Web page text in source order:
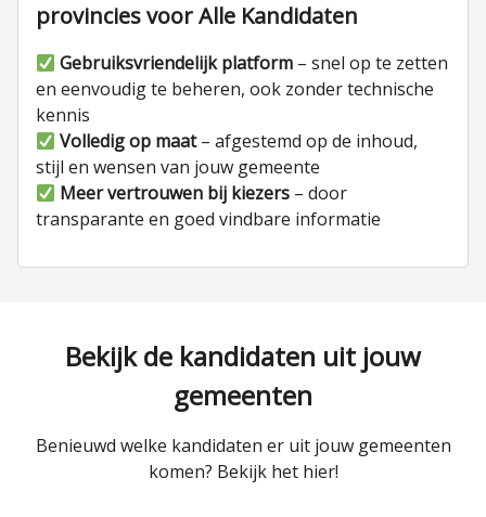
provincies voor Alle Kandidaten
Gebruiksvriendelijk platform – snel op te zetten
en eenvoudig te beheren, ook zonder technische
kennis
Volledig op maat– afgestemd op de inhoud,
stijl en wensen van jouw gemeente
Meer vertrouwen bij kiezers – door
transparante en goed vindbare informatie
Bekijk de kandidaten uit jouw
gemeenten
Benieuwd welke kandidaten er uit jouw gemeenten
komen? Bekijk het hier!